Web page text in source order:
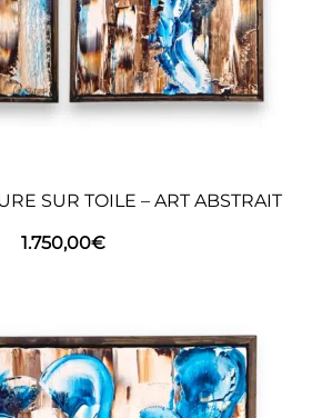
SUR TOILE – ART ABSTRAIT
1.750,00€